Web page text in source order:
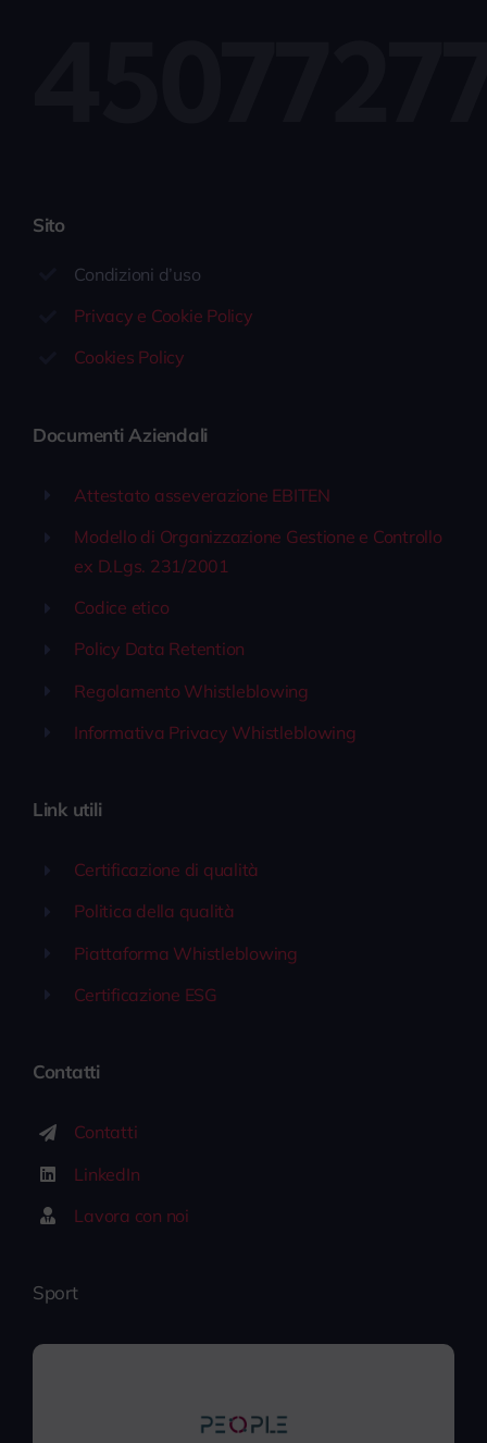
Sito
Condizioni d’uso
Privacy e Cookie Policy
Cookies Policy
Documenti Aziendali
Attestato asseverazione EBITEN
Modello di Organizzazione Gestione e Controllo
ex D.Lgs. 231/2001
Codice etico
Policy Data Retention
Regolamento Whistleblowing
Informativa Privacy Whistleblowing
Link utili
Certificazione di qualità
Politica della qualità
Piattaforma Whistleblowing
Certificazione ESG
Contatti
Contatti
LinkedIn
Lavora con noi
Sport